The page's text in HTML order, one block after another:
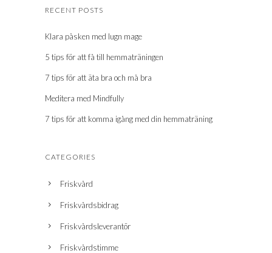
RECENT POSTS
Klara påsken med lugn mage
5 tips för att få till hemmaträningen
7 tips för att äta bra och må bra
Meditera med Mindfully
7 tips för att komma igång med din hemmaträning
CATEGORIES
Friskvård
Friskvårdsbidrag
Friskvårdsleverantör
Friskvårdstimme